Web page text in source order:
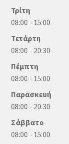
Τρίτη
08:00 - 15:00
Τετάρτη
08:00 - 20:30
Πέμπτη
08:00 - 15:00
Παρασκευή
08:00 - 20:30
Σάββατο
08:00 - 15:00